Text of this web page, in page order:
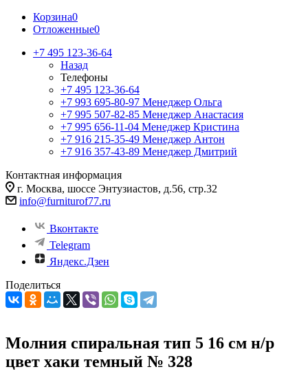
Корзина0
Отложенные0
+7 495 123-36-64
Назад
Телефоны
+7 495 123-36-64
+7 993 695-80-97 Менеджер Ольга
+7 995 507-82-85 Менеджер Анастасия
+7 995 656-11-04 Менеджер Кристина
+7 916 215-35-49 Менеджер Антон
+7 916 357-43-89 Менеджер Дмитрий
Контактная информация
г. Москва, шоссе Энтузиастов, д.56, стр.32
info@furniturof77.ru
Вконтакте
Telegram
Яндекс.Дзен
Поделиться
Молния спиральная тип 5 16 см н/р
цвет хаки темный № 328